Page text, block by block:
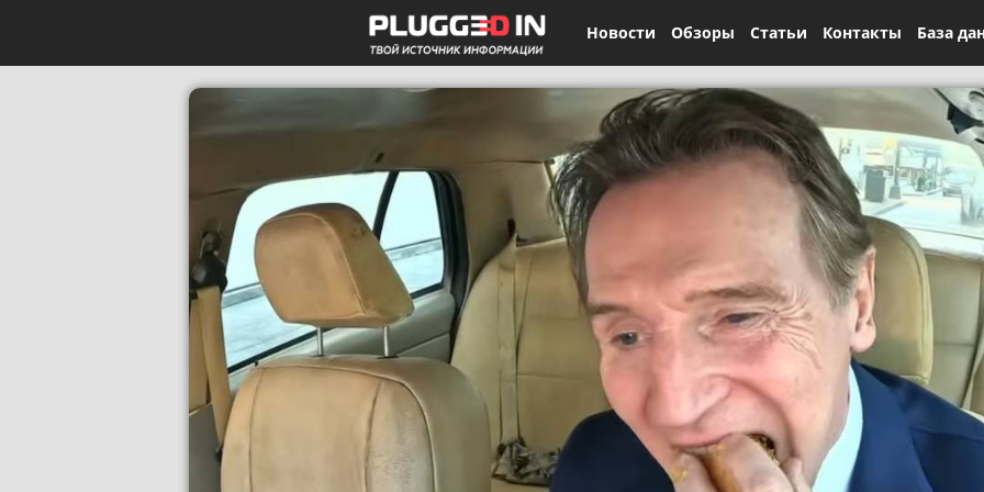
Новости Обзоры Статьи Контакты База